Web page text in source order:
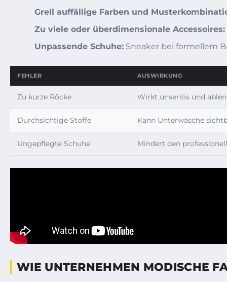
Grell auffällige Farben und
Zu viele oder überdimensionale Accessoires:
Unpassende Schuhe: Sneaker bei formellem
FEHLER AUSWIRKUNG
Zu kurze Röcke Wirkt unseriös und
Durchsichtige Stoffe Kann Unterwäsche
Ungepflegte Schuhe Mindert den
WIE UNTERNEHMEN MODISCHE